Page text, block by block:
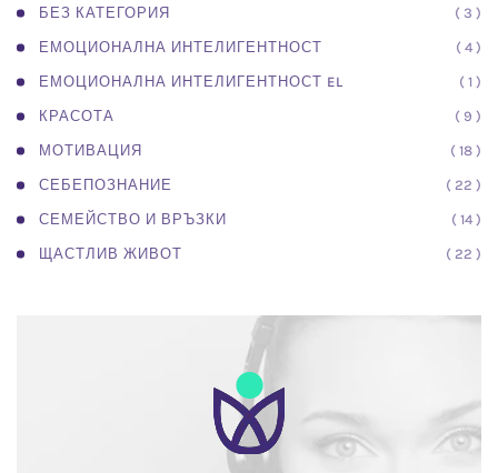
БЕЗ КАТЕГОРИЯ ( 3 )
ЕМОЦИОНАЛНА ИНТЕЛИГЕНТНОСТ ( 4 )
ЕМОЦИОНАЛНА ИНТЕЛИГЕНТНОСТ EL ( 1 )
КРАСОТА ( 9 )
МОТИВАЦИЯ ( 18 )
СЕБЕПОЗНАНИЕ ( 22 )
СЕМЕЙСТВО И ВРЪЗКИ ( 14 )
ЩАСТЛИВ ЖИВОТ ( 22 )